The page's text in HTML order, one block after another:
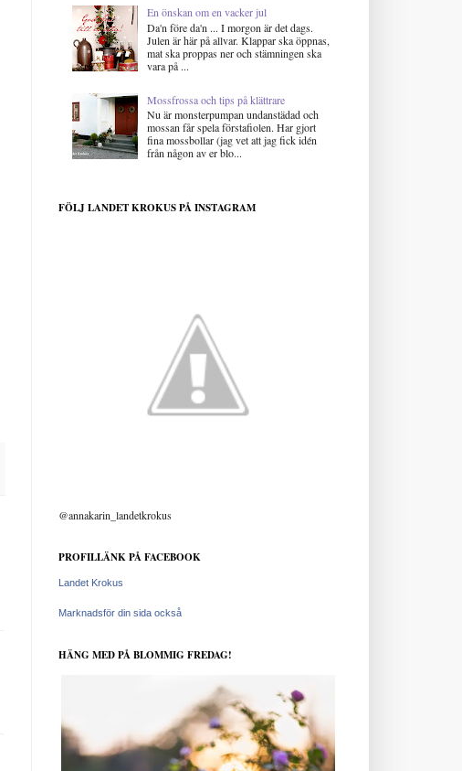
En önskan om en vacker jul
Da'n före da'n ... I morgon är det dags.
Julen är här på allvar. Klappar ska öppnas,
mat ska proppas ner och stämningen ska
vara på ...
Mossfrossa och tips på klättrare
Nu är monsterpumpan undanstädad och
mossan får spela förstafiolen. Har gjort
fina mossbollar (jag vet att jag fick idén
från någon av er blo...
FÖLJ LANDET KROKUS PÅ INSTAGRAM
@annakarin_landetkrokus
PROFILLÄNK PÅ FACEBOOK
Landet Krokus
Marknadsför din sida också
HÄNG MED PÅ BLOMMIG FREDAG!